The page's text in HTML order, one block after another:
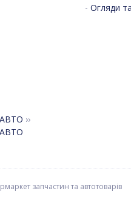
АВТО ››
АВТО
- Огляди
запчастин та автотоварів